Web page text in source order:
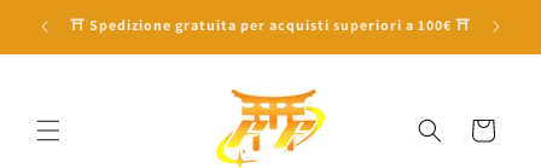
direttamente🎁 10% di sconto con il codice 'SAKURA10' 🎁 🏅
Carrello